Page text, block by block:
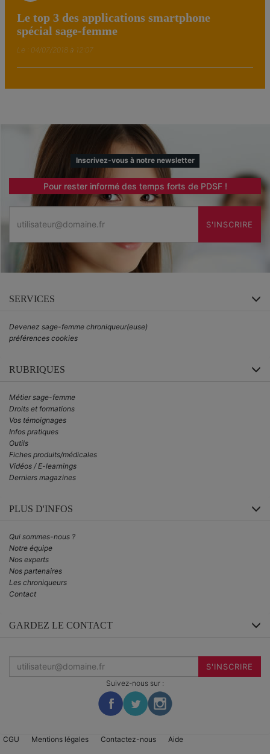
Le top 3 des applications smartphone
spécial sage-femme
Le : 04/07/2018 à 12:07
Inscrivez-vous à notre newsletter
Pour rester informé des temps forts de PDSF !
S'INSCRIRE
SERVICES
Devenez sage-femme chroniqueur(euse)
préférences cookies
RUBRIQUES
Métier sage-femme
Droits et formations
Vos témoignages
Infos pratiques
Outils
Fiches produits/médicales
Vidéos / E-learnings
Derniers magazines
PLUS D'INFOS
Qui sommes-nous ?
Notre équipe
Nos experts
Nos partenaires
Les chroniqueurs
Contact
GARDEZ LE CONTACT
S'INSCRIRE
Suivez-nous sur :
CGU Mentions légales Contactez-nous Aide